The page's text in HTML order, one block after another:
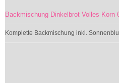
Backmischung Dinkelbrot Volles Korn
Komplette Backmischung inkl.